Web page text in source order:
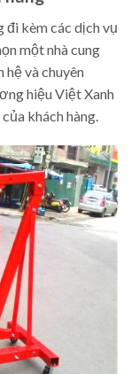
kèm các dịch vụ
một nhà cung
hệ và chuyên
hiệu Việt Xanh
khách hàng.